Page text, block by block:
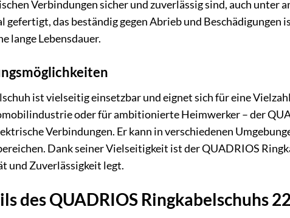
Verbindungen sicher und zuverlässig sind, auch unter
das beständig gegen Abrieb und Beschädigungen
lange Lebensdauer.
ist vielseitig einsetzbar und eignet sich für eine
oder für ambitionierte Heimwerker – der
Verbindungen. Er kann in verschiedenen
Dank seiner Vielseitigkeit ist der QUADRIOS
und Zuverlässigkeit legt.
des QUADRIOS Ringkabelschuhs